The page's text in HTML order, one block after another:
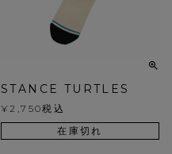
STANCE TURTLES
¥ 2,750税込
在庫切れ